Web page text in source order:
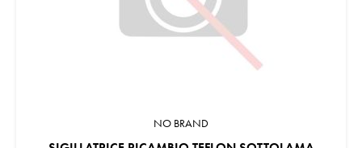
NO BRAND